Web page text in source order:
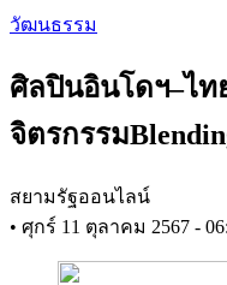
Skip
content
วัฒนธรรม
ศิลปินอินโดฯ–ไท
จิตรกรรม
สยามรัฐออนไลน์
• ศุกร์ 11 ตุลาคม 2567 -